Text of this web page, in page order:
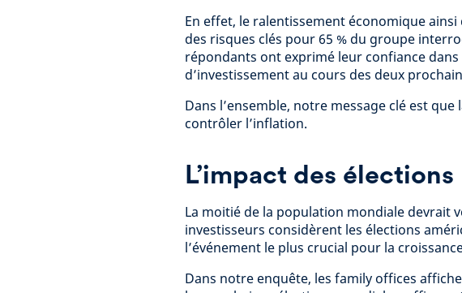
En effet, le ralentissement économique
des risques clés pour 65 % du groupe
répondants ont exprimé leur confiance
d’investissement au cours des deux
Dans l’ensemble, notre message clé est
contrôler l’inflation.
L’impact des élections
La moitié de la population mondiale devrait
investisseurs considèrent les élections
l’événement le plus crucial pour la
Dans notre enquête, les family offices